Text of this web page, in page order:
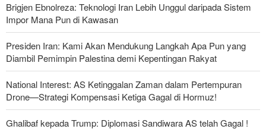
Brigjen Ebnolreza: Teknologi Iran Lebih Unggul daripada Sistem
Impor Mana Pun di Kawasan
Presiden Iran: Kami Akan Mendukung Langkah Apa Pun yang
Diambil Pemimpin Palestina demi Kepentingan Rakyat
National Interest: AS Ketinggalan Zaman dalam Pertempuran
Drone—Strategi Kompensasi Ketiga Gagal di Hormuz!
Ghalibaf kepada Trump: Diplomasi Sandiwara AS telah Gagal !